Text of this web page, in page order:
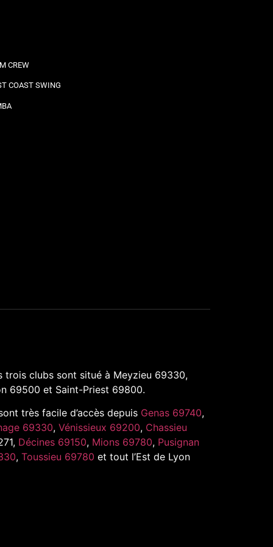
CREW
COAST SWING
trois clubs sont situé à Meyzieu 69330,
69500 et Saint-Priest 69800.
très facile d’accès depuis Genas 69740,
69330, Vénissieux 69200, Chassieu
Décines 69150, Mions 69780, Pusignan
, Toussieu 69780 et tout l’Est de Lyon